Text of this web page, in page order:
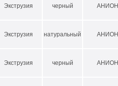
от 30 до 80
максимальным значением
Экструзия черный
АНИОН
Экструзия натуральный
АНИОН
Экструзия черный
АНИОН